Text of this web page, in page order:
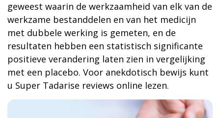
geweest waarin de werkzaamheid van elk van de
werkzame bestanddelen en van het medicijn
met dubbele werking is gemeten, en de
resultaten hebben een statistisch significante
positieve verandering laten zien in vergelijking
met een placebo. Voor anekdotisch bewijs kunt
u Super Tadarise reviews online lezen.